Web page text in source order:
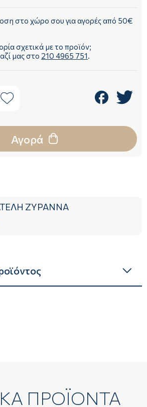
στο χώρο σου για αγορές από 50€
σχετικά με το προϊόν;
μας στο 210 4965 751
Αγορά
ΖΥΡΑΝΝΑ
ΠΡΟΪΟΝΤΑ